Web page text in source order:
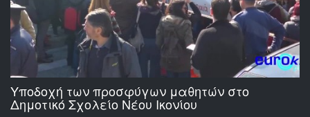
Υποδοχή των προσφύγων μαθητών στο
Δημοτικό Σχολείο Νέου Ικονίου